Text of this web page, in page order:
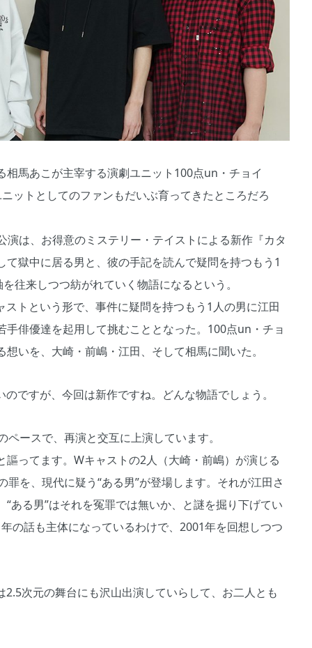
馬あこが主宰する演劇ユニット100点un・チョイ
ットとしてのファンもだいぶ育ってきたところだろ
は、お得意のミステリー・テイストによる新作『カタ
獄中に居る男と、彼の手記を読んで疑問を持つもう1
往来しつつ紡がれていく物語になるという。
トという形で、事件に疑問を持つもう1人の男に江田
俳優達を起用して挑むこととなった。100点un・チョ
いを、大崎・前嶋・江田、そして相馬に聞いた。
すが、今回は新作ですね。どんな物語でしょう。
ースで、再演と交互に上演しています。
ってます。Wキャストの2人（大崎・前嶋）が演じる
を、現代に疑う“ある男”が登場します。それが江田さ
ある男”はそれを冤罪では無いか、と謎を掘り下げてい
の話も主体になっているわけで、2001年を回想しつつ
次元の舞台にも沢山出演していらして、お二人とも